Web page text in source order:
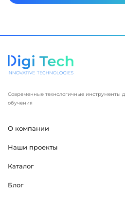
Современные технологичные инструменты
обучения
О компании
Наши проекты
Каталог
Блог